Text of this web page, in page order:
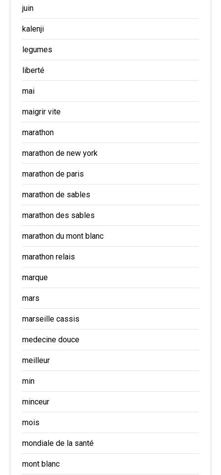
juin
kalenji
legumes
liberté
mai
maigrir vite
marathon
marathon de new york
marathon de paris
marathon de sables
marathon des sables
marathon du mont blanc
marathon relais
marque
mars
marseille cassis
medecine douce
meilleur
min
minceur
mois
mondiale de la santé
mont blanc